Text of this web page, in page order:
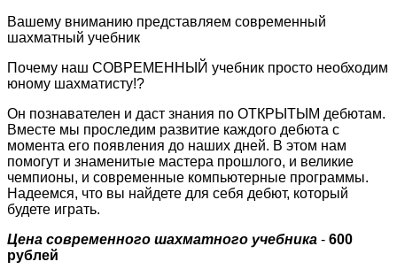
Вашему вниманию представляем современный
шахматный учебник
Почему наш СОВРЕМЕННЫЙ учебник просто необходим
юному шахматисту!?
Он познавателен и даст знания по ОТКРЫТЫМ дебютам.
Вместе мы проследим развитие каждого дебюта с
момента его появления до наших дней. В этом нам
помогут и знаменитые мастера прошлого, и великие
чемпионы, и современные компьютерные программы.
Надеемся, что вы найдете для себя дебют, который
будете играть.
Цена современного шахматного учебника - 600
рублей